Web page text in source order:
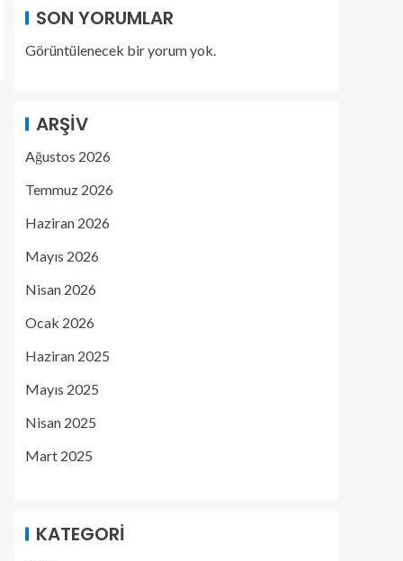
SON YORUMLAR
Görüntülenecek bir yorum yok.
ARŞIV
Ağustos 2026
Temmuz 2026
Haziran 2026
Mayıs 2026
Nisan 2026
Ocak 2026
Haziran 2025
Mayıs 2025
Nisan 2025
Mart 2025
KATEGORI